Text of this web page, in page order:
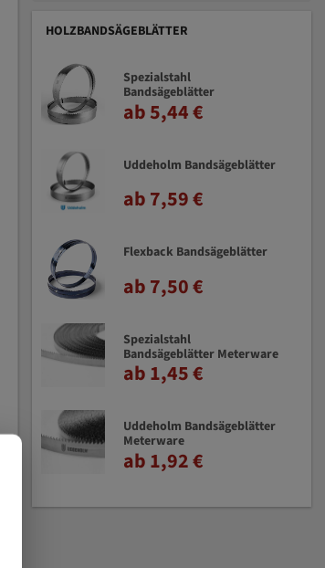
HOLZBANDSÄGEBLÄTTER
Spezialstahl
Bandsägeblätter
ab 5,44 €
Uddeholm Bandsägeblätter
ab 7,59 €
Flexback Bandsägeblätter
ab 7,50 €
Spezialstahl
Bandsägeblätter Meterware
ab 1,45 €
Uddeholm Bandsägeblätter
Meterware
ab 1,92 €